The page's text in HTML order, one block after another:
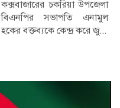
সাবেক প্রধানমন্ত্রী শেখ হাসিনার
সরকারের পতনের পর তাঁর